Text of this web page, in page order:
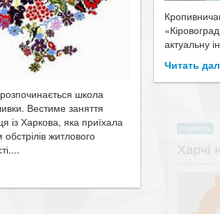
актуальну
Читать
школа
Вестиме заняття
із Харкова, яка приїхала
житлового
​Харчі